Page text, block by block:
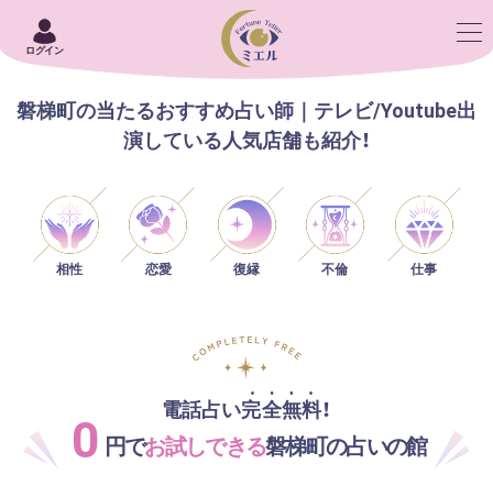
ログイン
磐梯町の当たるおすすめ占い師｜テレビ/Youtube出
演している人気店舗も紹介！
相性 恋愛 復縁 不倫 仕事
電話占い完全無料！
0 円でお試しできる磐梯町の占いの館